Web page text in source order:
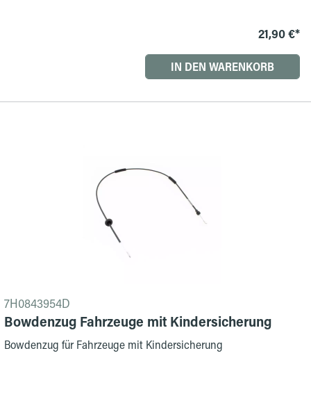
21,90 €*
IN DEN WARENKORB
7H0843954D
Bowdenzug Fahrzeuge mit Kindersicherung
Bowdenzug für Fahrzeuge mit Kindersicherung